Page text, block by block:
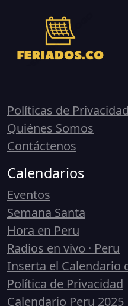
Políticas de Privacidad
Quiénes Somos
Contáctenos
Calendarios
Eventos
Semana Santa
Hora en Peru
Radios en vivo · Peru
Inserta el Calendario
Política de Privacidad
Calendario Peru 2025